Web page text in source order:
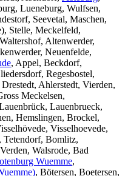
Lueneburg, Wulfsen,
Seevetal, Maschen,
Stelle, Meckelfeld,
Altenwerder,
Neuenfelde,
, Appel, Beckdorf,
Regesbostel,
Ahlerstedt, Vierden,
Meckelsen,
Lauenbrueck,
Hemslingen, Brockel,
Visselhoevede,
Bomlitz,
Walsrode, Bad
Wuemme,
, Bötersen, Boetersen,